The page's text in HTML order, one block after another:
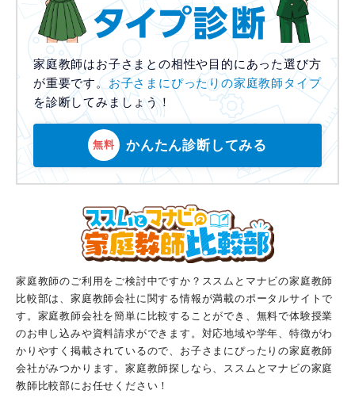
家庭教師はお子さまとの相性や目的にあった選び方
が重要です。 お子さまにぴったりの家庭教師タイプ
を診断してみましょう！
無料 かんたん診断してみる
家庭教師のご利用をご検討中ですか？ススムとマナビの家庭教師
比較部は、家庭教師会社に関する情報が満載のポータルサイトで
す。家庭教師会社を簡単に比較することができ、無料で体験授業
のお申し込みや資料請求ができます。対応地域や学年、特徴がわ
かりやすく掲載されているので、お子さまにぴったりの家庭教師
会社がみつかります。家庭教師探しなら、ススムとマナビの家庭
教師比較部にお任せください！